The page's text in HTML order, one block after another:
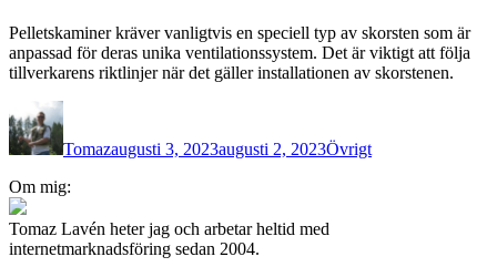
Pelletskaminer kräver vanligtvis en speciell typ av skorsten som är
anpassad för deras unika ventilationssystem. Det är viktigt att följa
tillverkarens riktlinjer när det gäller installationen av skorstenen.
Författare
Tomazaugusti 3, 2023augusti 2, 2023Övrigt
Om mig:
Tomaz Lavén heter jag och arbetar heltid med
internetmarknadsföring sedan 2004.